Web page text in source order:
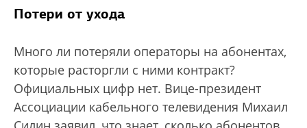
Потери от ухода
Много ли потеряли операторы на абонентах,
которые расторгли с ними контракт?
Официальных цифр нет. Вице-президент
Ассоциации кабельного телевидения Михаил